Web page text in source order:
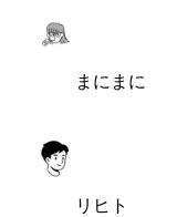
まにまに
リヒト